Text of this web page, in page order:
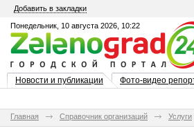
Добавить в закладки
Понедельник, 10 августа 2026, 10:22
Новости и публикации Фото-видео
Главная Справочник организаций Услуги